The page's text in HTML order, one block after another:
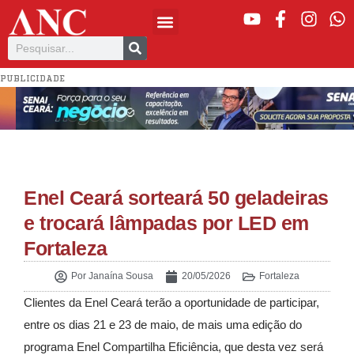
PUBLICIDADE
Enel Ceará sorteará 50 geladeiras
e trocará lâmpadas por LED em
Fortaleza
Por Janaína Sousa 20/05/2026 Fortaleza
Clientes da Enel Ceará terão a oportunidade de participar,
entre os dias 21 e 23 de maio, de mais uma edição do
programa Enel Compartilha Eficiência, que desta vez será